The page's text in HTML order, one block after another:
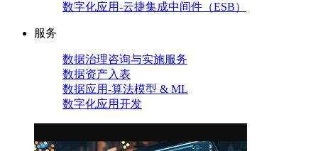
数字化应用-云捷集成中间件（ESB）
服务
数据治理咨询与实施服务
数据资产入表
数据应用-算法模型 & ML
数字化应用开发